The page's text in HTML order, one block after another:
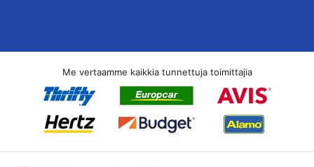
Me vertaamme kaikkia tunnettuja toimittajia